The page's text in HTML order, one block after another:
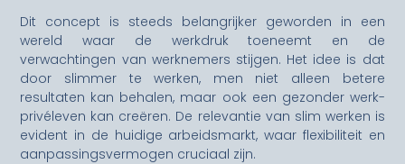
Dit concept is steeds belangrijker geworden in een
wereld waar de werkdruk toeneemt en de
verwachtingen van werknemers stijgen. Het idee is dat
door slimmer te werken, men niet alleen betere
resultaten kan behalen, maar ook een gezonder werk-
privéleven kan creëren. De relevantie van slim werken is
evident in de huidige arbeidsmarkt, waar flexibiliteit en
aanpassingsvermogen cruciaal zijn.